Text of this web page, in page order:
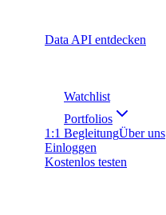
Data API entdecken
Watchlist
Portfolios
1:1 BegleitungÜber uns
Einloggen
Kostenlos testen